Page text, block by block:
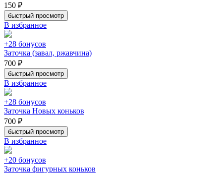
150 ₽
быстрый просмотр
В избранное
+28 бонусов
Заточка (завал, ржавчина)
700 ₽
быстрый просмотр
В избранное
+28 бонусов
Заточка Новых коньков
700 ₽
быстрый просмотр
В избранное
+20 бонусов
Заточка фигурных коньков